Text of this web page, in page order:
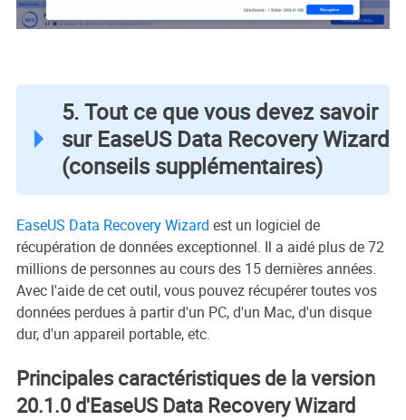
5. Tout ce que vous devez savoir
sur EaseUS Data Recovery Wizard
(conseils supplémentaires)
EaseUS Data Recovery Wizard est un logiciel de
récupération de données exceptionnel. Il a aidé plus de 72
millions de personnes au cours des 15 dernières années.
Avec l'aide de cet outil, vous pouvez récupérer toutes vos
données perdues à partir d'un PC, d'un Mac, d'un disque
dur, d'un appareil portable, etc.
Principales caractéristiques de la version
20.1.0 d'EaseUS Data Recovery Wizard